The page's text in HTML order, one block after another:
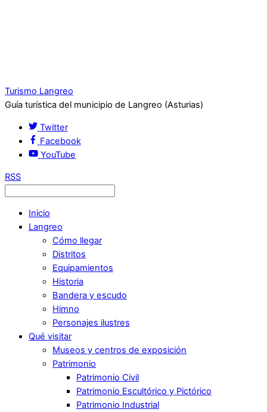
Turismo Langreo
Guía turística del municipio de Langreo (Asturias)
Twitter
Facebook
YouTube
RSS
Inicio
Langreo
Cómo llegar
Distritos
Equipamientos
Historia
Bandera y escudo
Himno
Personajes ilustres
Qué visitar
Museos y centros de exposición
Patrimonio
Patrimonio Civil
Patrimonio Escultórico y Pictórico
Patrimonio Industrial